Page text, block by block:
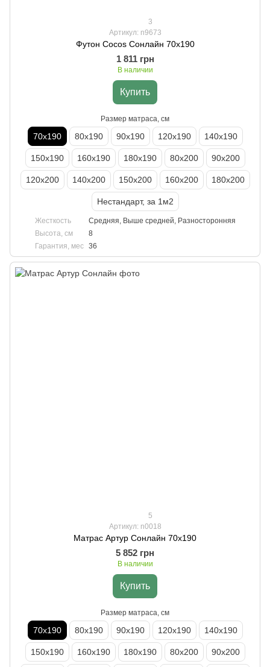
3
Артикул: n9673
Футон Cocos Сонлайн 70х190
1 811 грн
В наличии
Купить
Размер матраса, см
70х190 80х190 90х190 120х190 140х190
150х190 160х190 180х190 80х200 90х200
120х200 140х200 150х200 160х200 180х200
Нестандарт, за 1м2
Жесткость
Средняя, Выше средней, Разносторонняя
Высота, см
8
Гарантия, мес
36
5
Артикул: n0018
Матрас Артур Сонлайн 70х190
5 852 грн
В наличии
Купить
Размер матраса, см
70х190 80х190 90х190 120х190 140х190
150х190 160х190 180х190 80х200 90х200